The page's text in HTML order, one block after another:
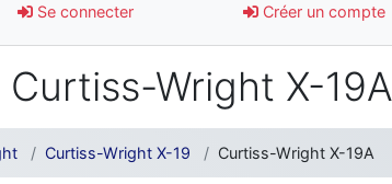
Se connecter Créer un compte
Curtiss-Wright X-19A
Curtiss-Wright X-19 Curtiss-Wright X-19A